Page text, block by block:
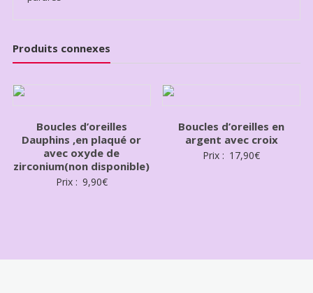
Produits connexes
Boucles d’oreilles
Dauphins ,en plaqué or
avec oxyde de
zirconium(non disponible)
Prix : 9,90€
Boucles d’oreilles en
argent avec croix
Prix : 17,90€